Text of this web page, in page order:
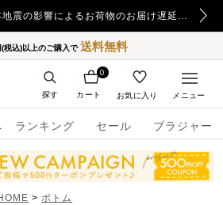
【重要】日本郵便の障害による配送への影響についてのお詫び
(税込)以上のご購入で送料無料
ランキング セール ブラジャー
カート
0
お気に入り
探す メニュー
ボトム